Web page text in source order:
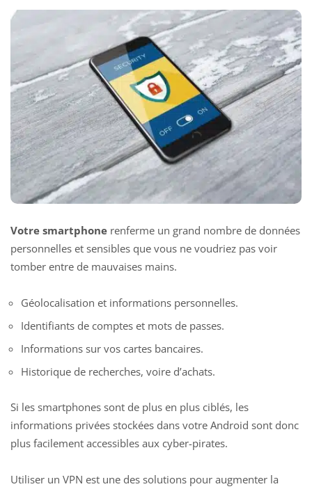
Votre smartphone renferme un grand nombre de données
personnelles et sensibles que vous ne voudriez pas voir
tomber entre de mauvaises mains.
Géolocalisation et informations personnelles.
Identifiants de comptes et mots de passes.
Informations sur vos cartes bancaires.
Historique de recherches, voire d’achats.
Si les smartphones sont de plus en plus ciblés, les
informations privées stockées dans votre Android sont donc
plus facilement accessibles aux cyber-pirates.
Utiliser un VPN est une des solutions pour augmenter la